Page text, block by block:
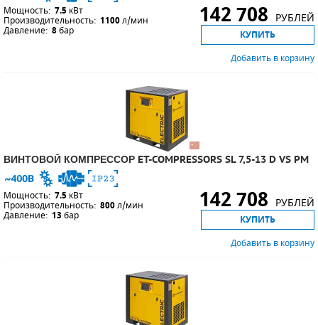
Мощность: 7.5 кВт
Производительность: 1100л/мин
Давление: 8бар
142 708 РУБЛЕЙ
КУПИТЬ
Добавить в корзину
ВИНТОВОЙ КОМПРЕССОР ET-COMPRESSORS SL 7,5-13 D VS PM
Мощность: 7.5 кВт
Производительность: 800л/мин
Давление: 13 бар
142 708 РУБЛЕЙ
КУПИТЬ
Добавить в корзину